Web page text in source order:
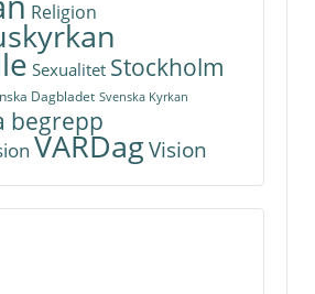
Religion
Sexualitet Stockholm
Dagbladet Svenska Kyrkan
begrepp
VARDagVision